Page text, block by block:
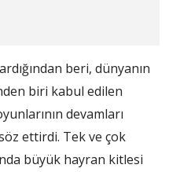
beri, dünyanın
biri kabul edilen
devamları
ettirdi. Tek ve çok
büyük hayran kitlesi